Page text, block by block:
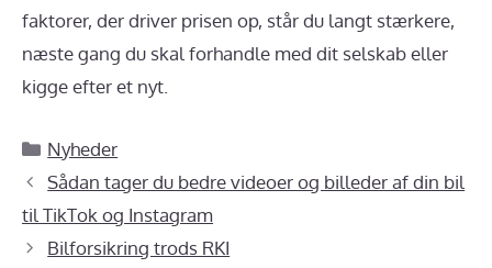
faktorer, der driver prisen op, står du langt stærkere,
næste gang du skal forhandle med dit selskab eller
kigge efter et nyt.
Kategorier
Nyheder
Sådan tager du bedre videoer og billeder af din bil
til TikTok og Instagram
Bilforsikring trods RKI